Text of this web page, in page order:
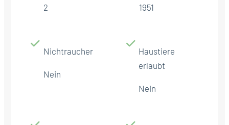
2 1951
Nichtraucher
Nein
Haustiere
erlaubt
Nein